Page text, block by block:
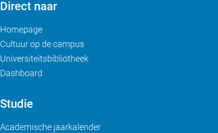
Direct naar
Homepage
Cultuur op de campus
Universiteitsbibliotheek
Dashboard
Studie
Academische jaarkalender